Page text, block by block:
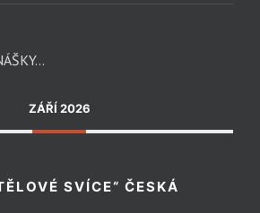
ZÁŘÍ 2026
SVÍCE“ ČESKÁ